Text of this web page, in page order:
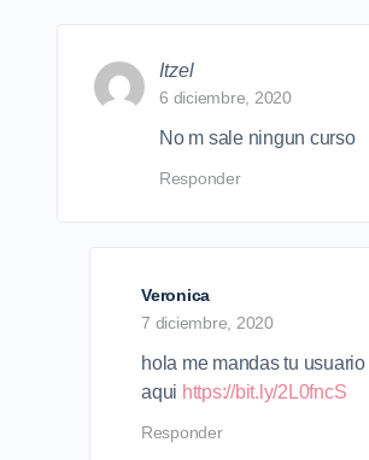
Itzel
6 diciembre, 2020
No m sale ningun curso
Responder
Veronica
7 diciembre, 2020
hola me mandas tu
aqui https://bit.ly/2L0fncS
Responder